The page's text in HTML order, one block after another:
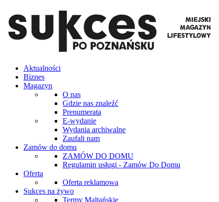
Aktualności
Biznes
Magazyn
O nas
Gdzie nas znaleźć
Prenumerata
E-wydanie
Wydania archiwalne
Zaufali nam
Zamów do domu
ZAMÓW DO DOMU
Regulamin usługi - Zamów Do Domu
Oferta
Oferta reklamowa
Sukces na żywo
Termy Maltańskie